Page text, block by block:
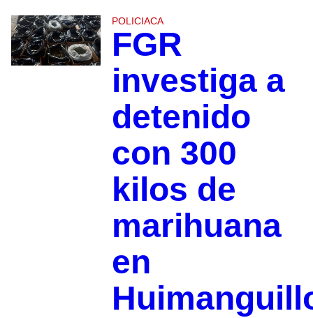
POLICIACA
FGR
investiga a
detenido
con 300
kilos de
marihuana
en